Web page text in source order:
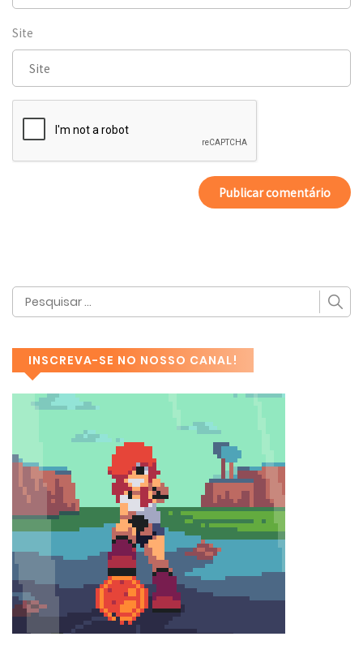
Site
INSCREVA-SE NO NOSSO CANAL!